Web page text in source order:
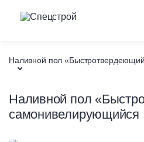
Наливной пол
Сухие смеси
Наливной пол
самонивелирующийся